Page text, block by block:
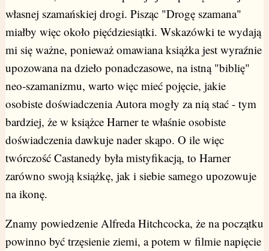
własnej szamańskiej drogi. Pisząc "Drogę szamana"
miałby więc około pięćdziesiątki. Wskazówki te wydają
mi się ważne, ponieważ omawiana książka jest wyraźnie
upozowana na dzieło ponadczasowe, na istną "biblię"
neo-szamanizmu, warto więc mieć pojęcie, jakie
osobiste doświadczenia Autora mogły za nią stać - tym
bardziej, że w książce Harner te właśnie osobiste
doświadczenia dawkuje nader skąpo. O ile więc
twórczość Castanedy była mistyfikacją, to Harner
zarówno swoją książkę, jak i siebie samego upozowuje
na ikonę.
Znamy powiedzenie Alfreda Hitchcocka, że na początku
powinno być trzęsienie ziemi, a potem w filmie napięcie